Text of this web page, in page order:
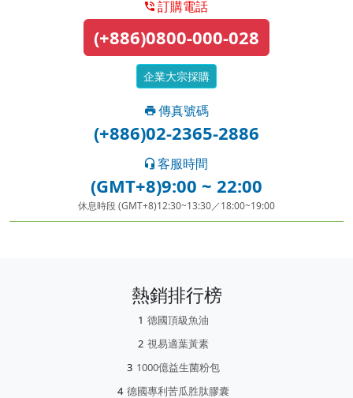
訂購電話
(+886)0800-000-028
企業大宗採購
傳真號碼
(+886)02-2365-2886
客服時間
(GMT+8)9:00 ~ 22:00
休息時段 (GMT+8)12:30~13:30／18:00~19:00
熱銷排行榜
德國頂級魚油
視易適葉黃素
1000億益生菌粉包
德國專利苦瓜胜肽膠囊